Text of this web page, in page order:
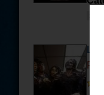
Par